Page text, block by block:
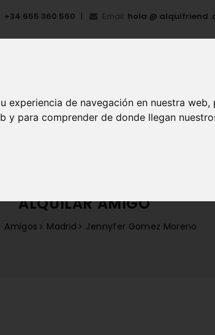
de navegación en nuestra
y para comprender de donde llegan
+34 655 360 560 Email: hola @ alquifriend
ES ALQUIFRIEND?
ALQUILAR AMIGO
Amigos Madrid Jennyfer Gomez Moreno